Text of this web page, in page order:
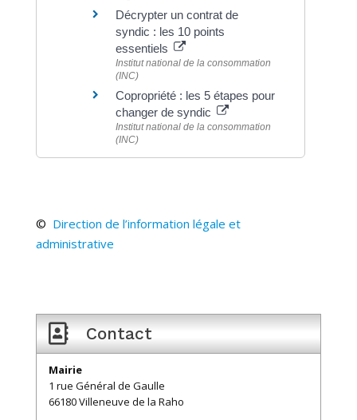
Décrypter un contrat de
syndic : les 10 points
essentiels
Institut national de la consommation
(INC)
Copropriété : les 5 étapes pour
changer de syndic
Institut national de la consommation
(INC)
© Direction de l’information légale et
administrative
 Contact
Mairie
1 rue Général de Gaulle
66180 Villeneuve de la Raho